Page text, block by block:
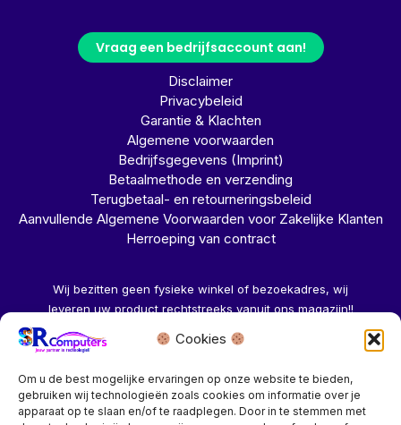
Cookies
Om u de best mogelijke ervaringen op onze website te bieden,
gebruiken wij technologieën zoals cookies om informatie over je
apparaat op te slaan en/of te raadplegen. Door in te stemmen met
Vraag een bedrijfsaccount aan!
Disclaimer
Privacybeleid
Garantie & Klachten
Algemene voorwaarden
Bedrijfsgegevens (Imprint)
Betaalmethode en verzending
Terugbetaal- en retourneringsbeleid
Aanvullende Algemene Voorwaarden voor Zakelijke Klanten
Herroeping van contract
Wij bezitten geen fysieke winkel of bezoekadres, wij
leveren uw product rechtstreeks vanuit ons magazijn!!
Herroeping aanvragen →